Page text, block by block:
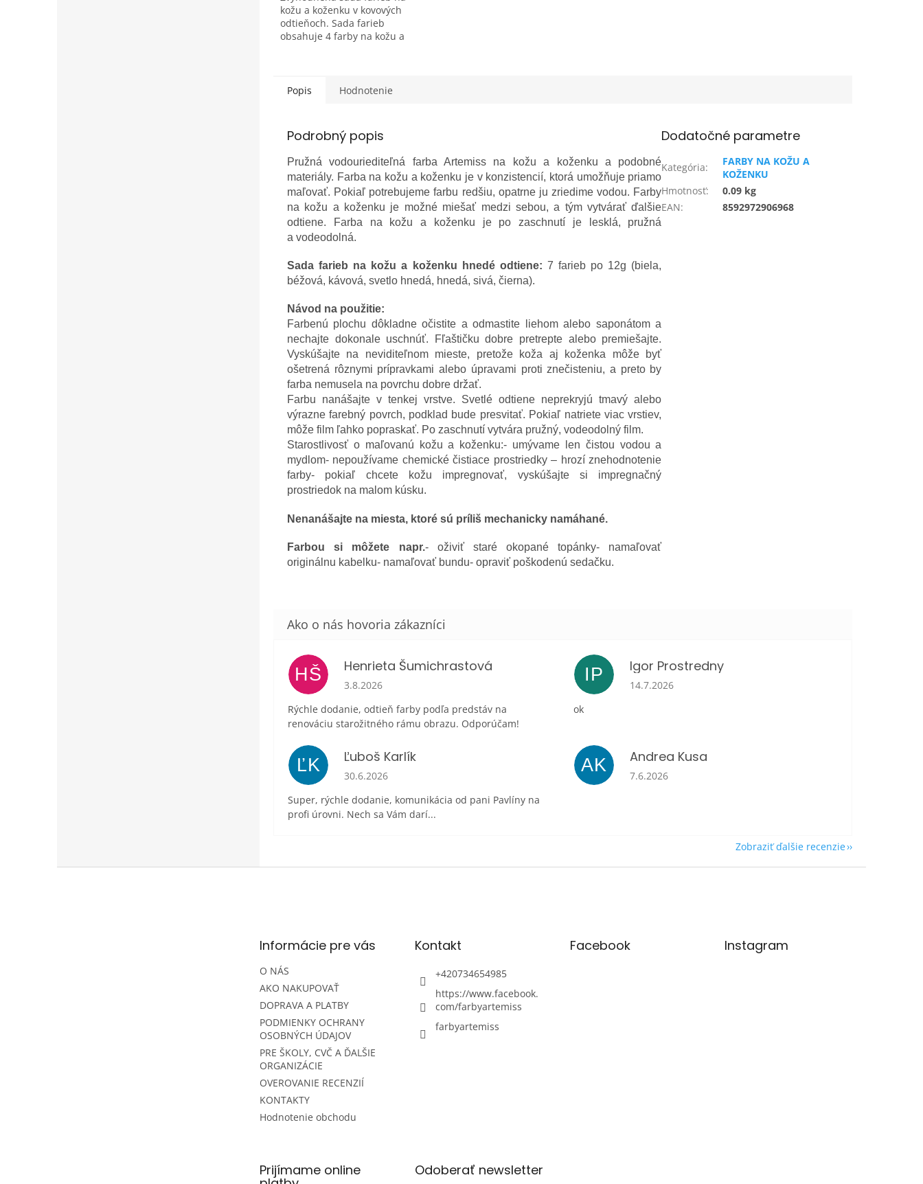
kožu a koženku v kovových
odtieňoch. Sada farieb
obsahuje 4 farby na kožu a
Popis Hodnotenie
Podrobný popis
Pružná vodouriediteľná farba Artemiss na kožu a koženku a podobné
materiály. Farba na kožu a koženku je v konzistencií, ktorá umožňuje priamo
maľovať. Pokiaľ potrebujeme farbu redšiu, opatrne ju zriedime vodou. Farby
na kožu a koženku je možné miešať medzi sebou, a tým vytvárať ďalšie
odtiene. Farba na kožu a koženku je po zaschnutí je lesklá, pružná
a vodeodolná.
Sada farieb na kožu a koženku hnedé odtiene: 7 farieb po 12g (biela,
béžová, kávová, svetlo hnedá, hnedá, sivá, čierna).
Návod na použitie:
Farbenú plochu dôkladne očistite a odmastite liehom alebo saponátom a
nechajte dokonale uschnúť. Fľaštičku dobre pretrepte alebo premiešajte.
Vyskúšajte na neviditeľnom mieste, pretože koža aj koženka môže byť
ošetrená rôznymi prípravkami alebo úpravami proti znečisteniu, a preto by
farba nemusela na povrchu dobre držať.
Farbu nanášajte v tenkej vrstve. Svetlé odtiene neprekryjú tmavý alebo
výrazne farebný povrch, podklad bude presvitať. Pokiaľ natriete viac vrstiev,
môže film ľahko popraskať. Po zaschnutí vytvára pružný, vodeodolný film.
Starostlivosť o maľovanú kožu a koženku:- umývame len čistou vodou a
mydlom- nepoužívame chemické čistiace prostriedky – hrozí znehodnotenie
farby- pokiaľ chcete kožu impregnovať, vyskúšajte si impregnačný
prostriedok na malom kúsku.
Nenanášajte na miesta, ktoré sú príliš mechanicky namáhané.
Farbou si môžete napr.- oživiť staré okopané topánky- namaľovať
originálnu kabelku- namaľovať bundu- opraviť poškodenú sedačku.
Dodatočné parametre
Kategória:
FARBY NA KOŽU A
KOŽENKU
Hmotnosť:
0.09 kg
EAN: 8592972906968
HŠ Henrieta Šumichrastová
Hodnotenie obchodu je 5 z 5 hviezdičiek.
3.8.2026
Rýchle dodanie, odtieň farby podľa predstáv na
renováciu starožitného rámu obrazu. Odporúčam!
IP Igor Prostredny
Hodnotenie obchodu je 5 z 5 hviezdičiek.
14.7.2026
ok
ĽK Ľuboš Karlík
Hodnotenie obchodu je 5 z 5 hviezdičiek.
30.6.2026
Super, rýchle dodanie, komunikácia od pani Pavlíny na
profi úrovni. Nech sa Vám darí...
AK Andrea Kusa
Hodnotenie obchodu je 5 z 5 hviezdičiek.
7.6.2026
Zobraziť ďalšie recenzie
Informácie pre vás
O NÁS
AKO NAKUPOVAŤ
DOPRAVA A PLATBY
PODMIENKY OCHRANY
OSOBNÝCH ÚDAJOV
PRE ŠKOLY, CVČ A ĎALŠIE
ORGANIZÁCIE
OVEROVANIE RECENZIÍ
KONTAKTY
Hodnotenie obchodu
Kontakt
+420734654985
https://www.facebook.
com/farbyartemiss
farbyartemiss
Facebook Instagram
Prijímame online Odoberať newsletter